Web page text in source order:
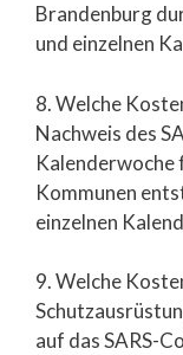
Brandenburg
und einzelnen
8. Welche
Nachweis des
Kalenderwoche
Kommunen
einzelnen
9. Welche
auf das SARS-